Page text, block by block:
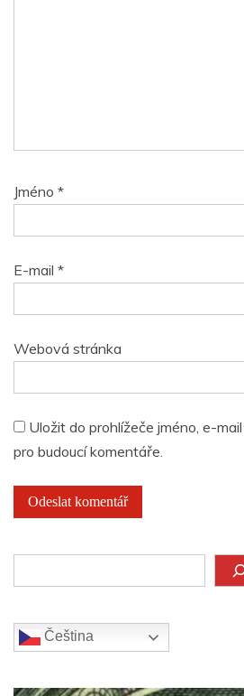
Jméno *
E-mail *
Webová stránka
Uložit do prohlížeče jméno, e-
pro budoucí komentáře.
Čeština‎